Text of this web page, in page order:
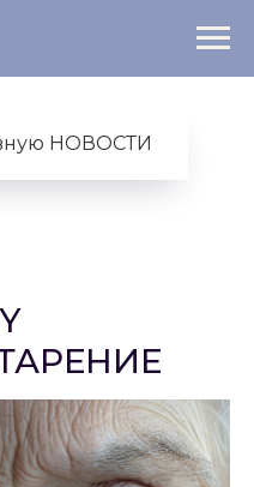
НОВОСТИ